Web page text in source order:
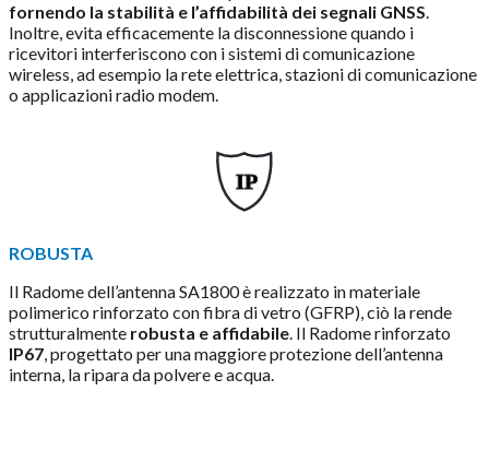
fornendo la stabilità e l’affidabilità dei segnali GNSS
Inoltre, evita efficacemente la disconnessione quando i
ricevitori interferiscono con i sistemi di comunicazione
wireless, ad esempio la rete elettrica, stazioni di comunicazione
o applicazioni radio modem.
IP
ROBUSTA
Il Radome dell’antenna SA1800 è realizzato in materiale
polimerico rinforzato con fibra di vetro (GFRP), ciò la rende
strutturalmente robusta e affidabile . Il Radome rinforzato
IP67 , progettato per una maggiore protezione dell’antenna
interna, la ripara da polvere e acqua.